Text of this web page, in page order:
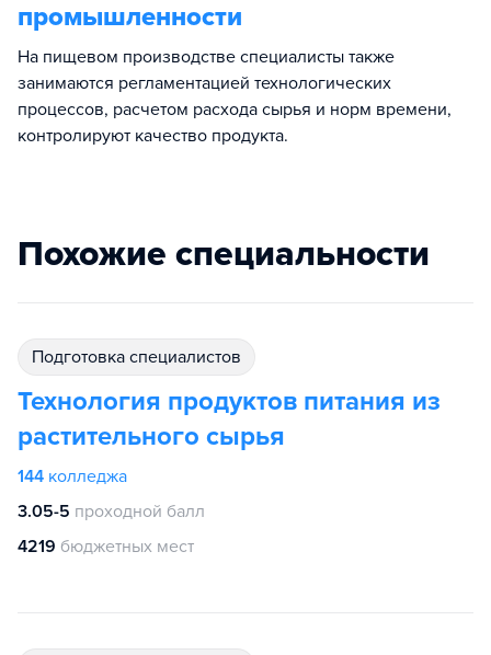
промышленности
На пищевом производстве специалисты также
занимаются регламентацией технологических
процессов, расчетом расхода сырья и норм времени,
контролируют качество продукта.
Похожие специальности
подготовка специалистов
Технология продуктов питания из
растительного сырья
144 колледжа
3.05-5 проходной балл
4219 бюджетных мест